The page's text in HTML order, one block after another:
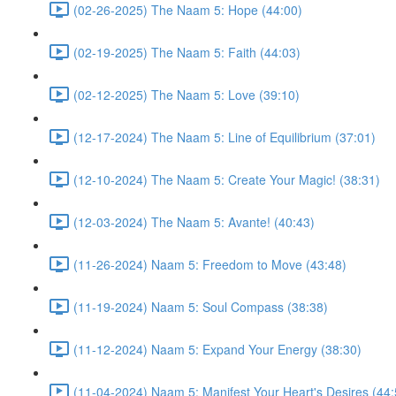
(02-26-2025) The Naam 5: Hope (44:00)
(02-19-2025) The Naam 5: Faith (44:03)
(02-12-2025) The Naam 5: Love (39:10)
(12-17-2024) The Naam 5: Line of Equilibrium (37:01)
(12-10-2024) The Naam 5: Create Your Magic! (38:31)
(12-03-2024) The Naam 5: Avante! (40:43)
(11-26-2024) Naam 5: Freedom to Move (43:48)
(11-19-2024) Naam 5: Soul Compass (38:38)
(11-12-2024) Naam 5: Expand Your Energy (38:30)
(11-04-2024) Naam 5: Manifest Your Heart's Desires